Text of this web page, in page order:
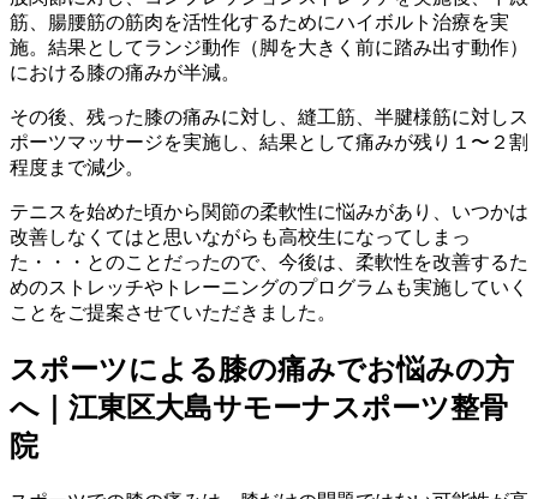
筋、腸腰筋の筋肉を活性化するためにハイボルト治療を実
施。結果としてランジ動作（脚を大きく前に踏み出す動作）
における膝の痛みが半減。
その後、残った膝の痛みに対し、縫工筋、半腱様筋に対しス
ポーツマッサージを実施し、結果として痛みが残り１〜２割
程度まで減少。
テニスを始めた頃から関節の柔軟性に悩みがあり、いつかは
改善しなくてはと思いながらも高校生になってしまっ
た・・・とのことだったので、今後は、柔軟性を改善するた
めのストレッチやトレーニングのプログラムも実施していく
ことをご提案させていただきました。
スポーツによる膝の痛みでお悩みの方
へ｜江東区大島サモーナスポーツ整骨
院